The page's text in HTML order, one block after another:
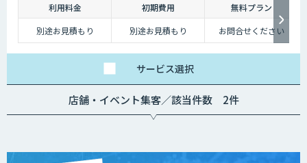
利用料金 初期費用
無料プラン
別途お見積もり
別途お見積もり お問合せください
サービス選択
店舗・イベント集客／該当件数 2件